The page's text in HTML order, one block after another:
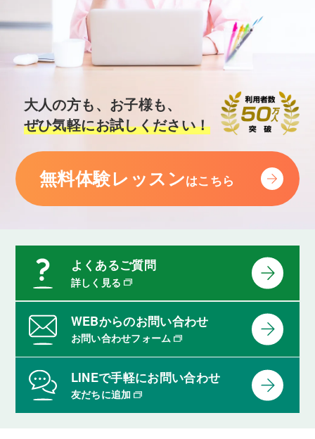
大人の方も、お子様も、
ぜひ気軽にお試しください！
無料体験レッスンはこちら
よくあるご質問
詳しく見る
WEBからのお問い合わせ
お問い合わせフォーム
LINEで手軽にお問い合わせ
友だちに追加